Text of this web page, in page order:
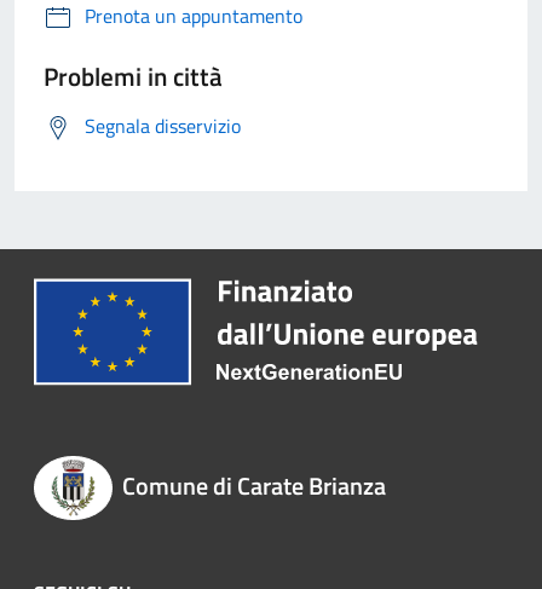
Prenota un appuntamento
Problemi in città
Segnala disservizio
Comune di Carate Brianza